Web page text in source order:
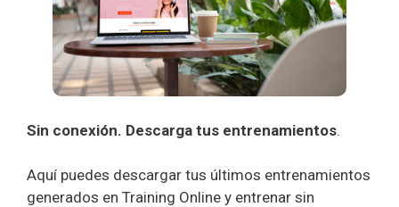
Sin conexión. Descarga tus entrenamientos.
Aquí puedes descargar tus últimos entrenamientos
generados en Training Online y entrenar sin